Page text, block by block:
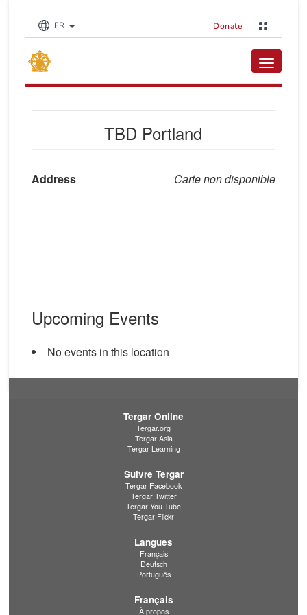
FR Donate
Toggle
TBD Portland
Carte non disponible
Address
Upcoming Events
No events in this location
Tergar Online
Tergar.org
Tergar Asia
Tergar Learning
Suivre Tergar
Tergar Facebook
Tergar Twitter
Tergar You Tube
Tergar Flickr
Langues
Français
Deutsch
Português
Français
À propos